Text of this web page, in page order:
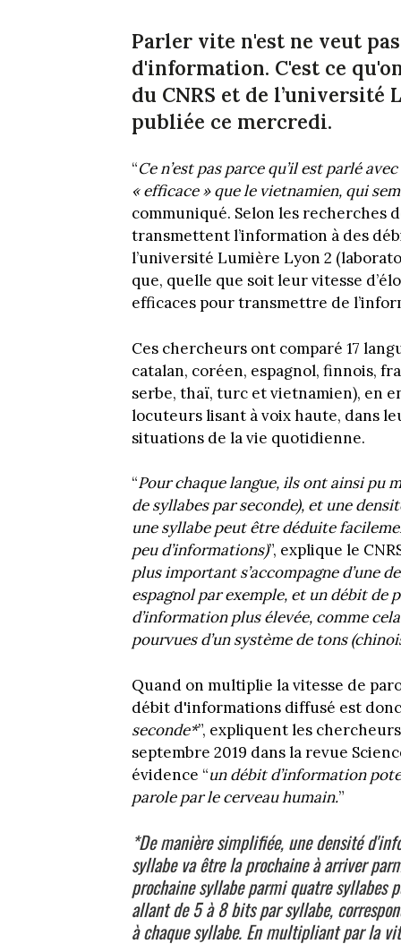
Parler vite n'est ne veut
d'information. C'est ce
du CNRS et de l’université
publiée ce mercredi.
“Ce n’est pas parce qu’il est parlé
« efficace » que le vietnamien, qui
communiqué. Selon les recherches
transmettent l’information à des
l’université Lumière Lyon 2
que, quelle que soit leur vitesse
efficaces pour transmettre de
Ces chercheurs ont comparé 17
catalan, coréen, espagnol, finnois,
serbe, thaï, turc et vietnamien), en
locuteurs lisant à voix haute, dans
situations de la vie quotidienne.
“Pour chaque langue, ils ont ainsi pu
de syllabes par seconde), et une
une syllabe peut être déduite
peu d’informations)”, explique le
plus important s’accompagne d’une
espagnol par exemple, et un débit de
d’information plus élevée, comme
pourvues d’un système de tons
Quand on multiplie la vitesse de
débit d'informations diffusé est
seconde*”, expliquent les
septembre 2019 dans la revue
évidence “un débit d’information
parole par le cerveau humain.”
*De manière simplifiée, une densité
syllabe va être la prochaine à arriver
prochaine syllabe parmi quatre syllabes
allant de 5 à 8 bits par syllabe,
à chaque syllabe. En multipliant par la